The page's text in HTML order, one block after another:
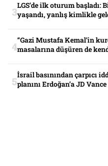
LGS’de ilk oturum
yaşandı, yanlış kimlikle
“Gazi Mustafa Kemal’in
masalarına düşüren de
İsrail basınından çarpıcı
planını Erdoğan’a JD Vance